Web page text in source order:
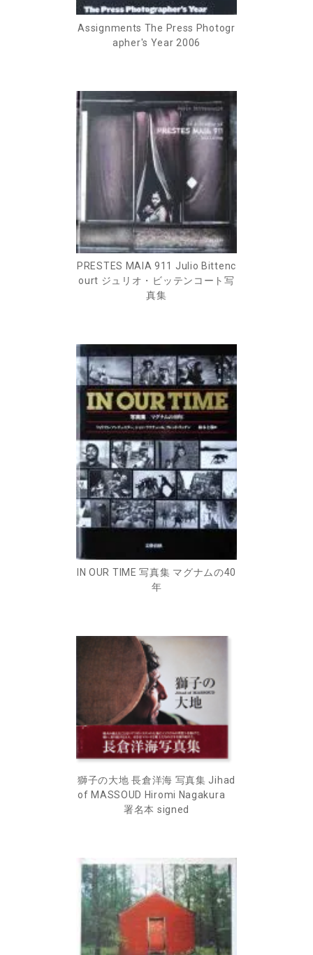
Assignments The Press Photogr
apher's Year 2006
PRESTES MAIA 911 Julio Bittenc
ourt ジュリオ・ビッテンコート写
真集
IN OUR TIME 写真集 マグナムの40
年
獅子の大地 長倉洋海 写真集 Jihad
of MASSOUD Hiromi Nagakura
署名本 signed